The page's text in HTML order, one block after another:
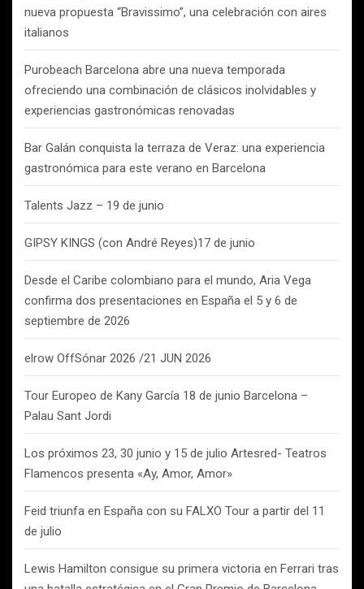
nueva propuesta “Bravissimo”, una celebración con aires
italianos
Purobeach Barcelona abre una nueva temporada
ofreciendo una combinación de clásicos inolvidables y
experiencias gastronómicas renovadas
Bar Galán conquista la terraza de Veraz: una experiencia
gastronómica para este verano en Barcelona
Talents Jazz – 19 de junio
GIPSY KINGS (con André Reyes)17 de junio
Desde el Caribe colombiano para el mundo, Aria Vega
confirma dos presentaciones en España el 5 y 6 de
septiembre de 2026
elrow OffSónar 2026 /21 JUN 2026
Tour Europeo de Kany García 18 de junio Barcelona –
Palau Sant Jordi
Los próximos 23, 30 junio y 15 de julio Artesred- Teatros
Flamencos presenta «Ay, Amor, Amor»
Feid triunfa en España con su FALXO Tour a partir del 11
de julio
Lewis Hamilton consigue su primera victoria en Ferrari tras